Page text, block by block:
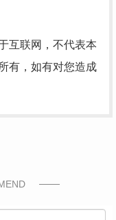
互联网，不代表本
有，如有对您造成